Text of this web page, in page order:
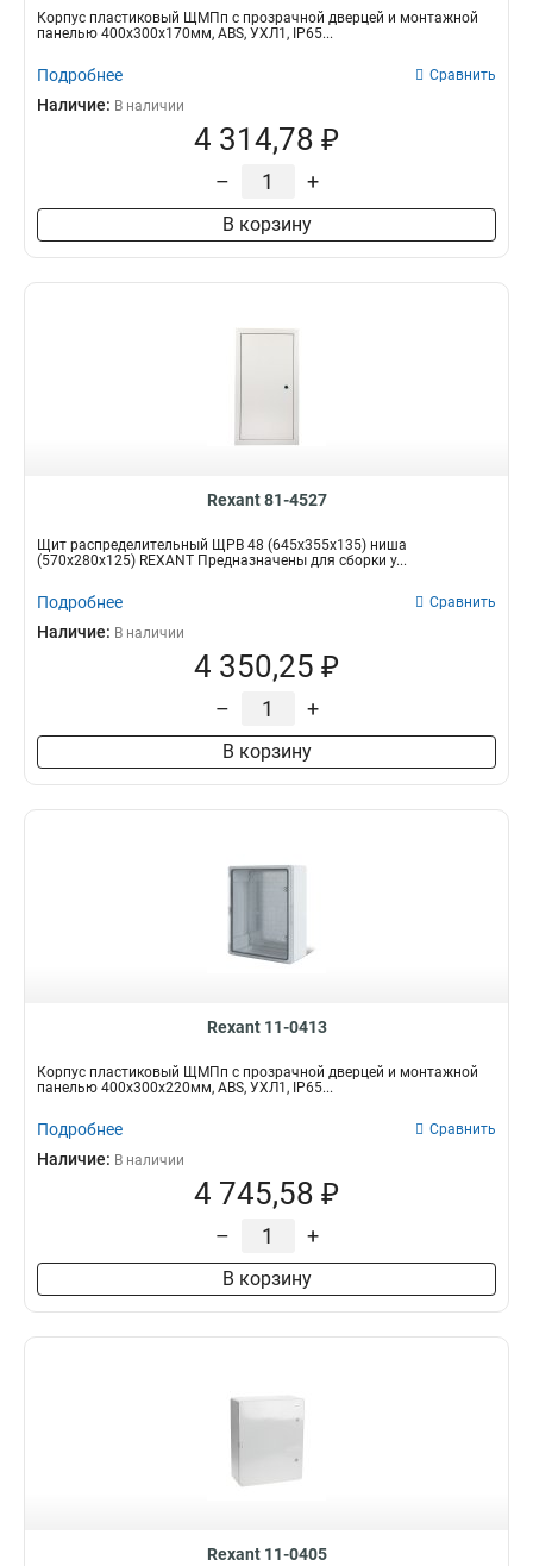
Корпус пластиковый ЩМПп с прозрачной дверцей и монтажной
панелью 400х300х170мм, ABS, УХЛ1, IP65...
Подробнее Сравнить
Наличие: В наличии
4 314,78 ₽
– +
В корзину
Rexant 81-4527
Щит распределительный ЩРВ 48 (645х355х135) ниша
(570х280х125) REXANT Предназначены для сборки у...
Подробнее Сравнить
Наличие: В наличии
4 350,25 ₽
– +
В корзину
Rexant 11-0413
Корпус пластиковый ЩМПп с прозрачной дверцей и монтажной
панелью 400х300х220мм, ABS, УХЛ1, IP65...
Подробнее Сравнить
Наличие: В наличии
4 745,58 ₽
– +
В корзину
Rexant 11-0405